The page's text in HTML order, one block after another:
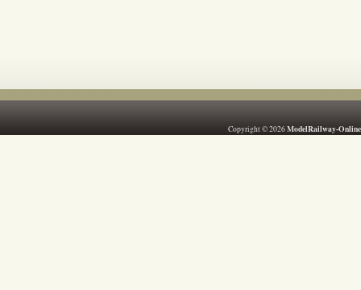
Copyright © 2026ModelRailway-Online